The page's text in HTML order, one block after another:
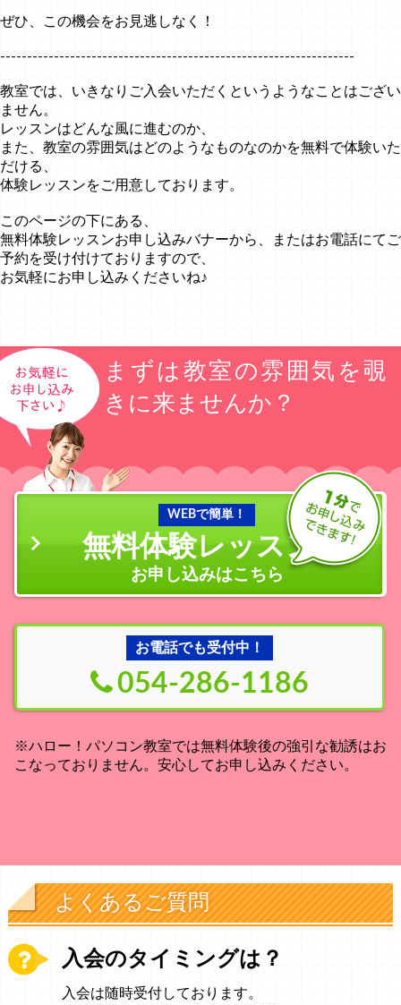
ぜひ、この機会をお見逃しなく！
------------------------------------------------------------------
教室では、いきなりご入会いただくというようなことはござい
ません。
レッスンはどんな風に進むのか、
また、教室の雰囲気はどのようなものなのかを無料で体験いた
だける、
体験レッスンをご用意しております。
このページの下にある、
無料体験レッスンお申し込みバナーから、またはお電話にてご
予約を受け付けておりますので、
お気軽にお申し込みくださいね♪
まずは教室の雰囲気を覗
きに来ませんか？
WEBで簡単！
無料体験レッスン
お申し込みはこちら
お電話でも受付中！
054-286-1186
※ハロー！パソコン教室では無料体験後の強引な勧誘はお
こなっておりません。安心してお申し込みください。
よくあるご質問
入会のタイミングは？
入会は随時受付しております。